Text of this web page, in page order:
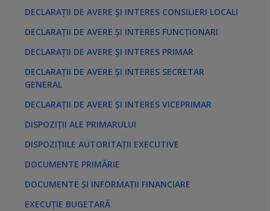
DECLARAȚII DE AVERE ȘI INTERES CONSILIERI LOCALI
DECLARAȚII DE AVERE ȘI INTERES FUNCȚIONARI
DECLARAȚII DE AVERE ȘI INTERES PRIMAR
DECLARAȚII DE AVERE ȘI INTERES SECRETAR
GENERAL
DECLARAȚII DE AVERE ȘI INTERES VICEPRIMAR
DISPOZIȚII ALE PRIMARULUI
DISPOZIȚIILE AUTORITAȚII EXECUTIVE
DOCUMENTE PRIMĂRIE
DOCUMENTE ȘI INFORMAȚII FINANCIARE
EXECUȚIE BUGETARĂ